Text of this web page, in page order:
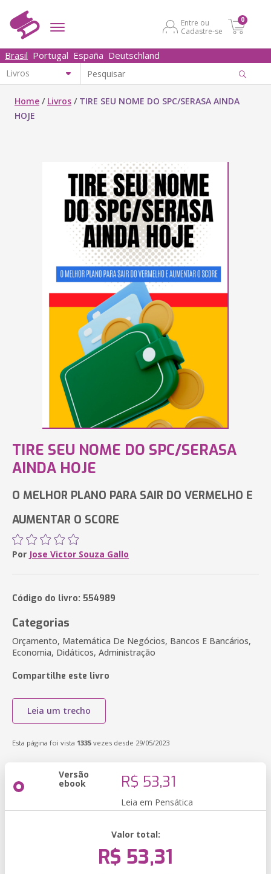
Entre ou
Cadastre-se
0
Brasil Portugal España Deutschland
Home / Livros / TIRE SEU NOME DO SPC/SERASA AINDA
HOJE
TIRE SEU NOME DO SPC/SERASA
AINDA HOJE
O MELHOR PLANO PARA SAIR DO VERMELHO E
AUMENTAR O SCORE
Por Jose Victor Souza Gallo
Código do livro: 554989
Categorias
Orçamento, Matemática De Negócios, Bancos E Bancários,
Economia, Didáticos, Administração
Compartilhe este livro
Leia um trecho
Esta página foi vista 1335 vezes desde 29/05/2023
Versão
ebook R$ 53,31
Leia em Pensática
Valor total:
R$ 53,31